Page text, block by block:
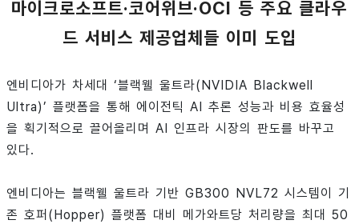
마이크로소프트·코어위브·OCI 등 주요 클라우
드 서비스 제공업체들 이미 도입
엔비디아가 차세대 ‘블랙웰 울트라(NVIDIA Blackwell
Ultra)’ 플랫폼을 통해 에이전틱 AI 추론 성능과 비용 효율성
을 획기적으로 끌어올리며 AI 인프라 시장의 판도를 바꾸고
있다.
엔비디아는 블랙웰 울트라 기반 GB300 NVL72 시스템이 기
존 호퍼(Hopper) 플랫폼 대비 메가와트당 처리량을 최대 50